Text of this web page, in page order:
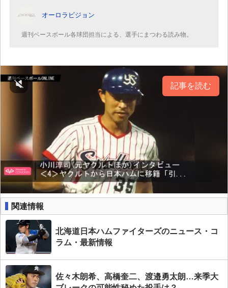
オーロラビジョン
週刊ベースボール各球団担当による、選手にまつわる読み物。
記事を読む
関連情報
北海道日本ハムファイターズのニュース・コ
ラム・最新情報
佐々木朗希、高橋奎二、渡邉勇太朗…来季大